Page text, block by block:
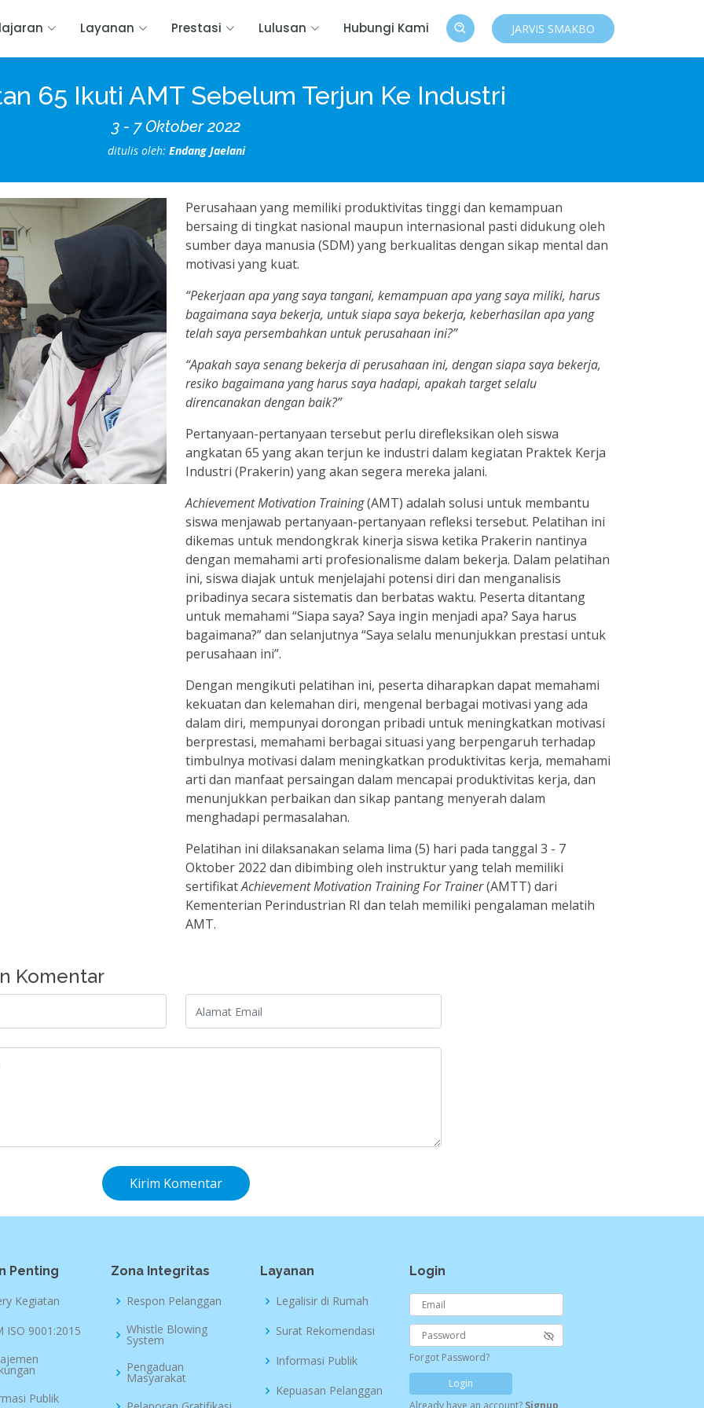
Layanan Prestasi Lulusan Hubungi Kami JARVIS SMAKBO
65 Ikuti AMT Sebelum Terjun Ke Industri
3 - 7 Oktober 2022
ditulis oleh: Endang Jaelani
Perusahaan yang memiliki produktivitas tinggi dan kemampuan
bersaing di tingkat nasional maupun internasional pasti didukung oleh
sumber daya manusia (SDM) yang berkualitas dengan sikap mental dan
motivasi yang kuat.
“Pekerjaan apa yang saya tangani, kemampuan apa yang saya miliki, harus
bagaimana saya bekerja, untuk siapa saya bekerja, keberhasilan apa yang
telah saya persembahkan untuk perusahaan ini?”
“Apakah saya senang bekerja di perusahaan ini, dengan siapa saya bekerja,
resiko bagaimana yang harus saya hadapi, apakah target selalu
direncanakan dengan baik?”
Pertanyaan-pertanyaan tersebut perlu direfleksikan oleh siswa
angkatan 65 yang akan terjun ke industri dalam kegiatan Praktek Kerja
Industri (Prakerin) yang akan segera mereka jalani.
Achievement Motivation Training(AMT) adalah solusi untuk membantu
siswa menjawab pertanyaan-pertanyaan refleksi tersebut. Pelatihan ini
dikemas untuk mendongkrak kinerja siswa ketika Prakerin nantinya
dengan memahami arti profesionalisme dalam bekerja. Dalam pelatihan
ini, siswa diajak untuk menjelajahi potensi diri dan menganalisis
pribadinya secara sistematis dan berbatas waktu. Peserta ditantang
untuk memahami “Siapa saya? Saya ingin menjadi apa? Saya harus
bagaimana?” dan selanjutnya “Saya selalu menunjukkan prestasi untuk
perusahaan ini”.
Dengan mengikuti pelatihan ini, peserta diharapkan dapat memahami
kekuatan dan kelemahan diri, mengenal berbagai motivasi yang ada
dalam diri, mempunyai dorongan pribadi untuk meningkatkan motivasi
berprestasi, memahami berbagai situasi yang berpengaruh terhadap
timbulnya motivasi dalam meningkatkan produktivitas kerja, memahami
arti dan manfaat persaingan dalam mencapai produktivitas kerja, dan
menunjukkan perbaikan dan sikap pantang menyerah dalam
menghadapi permasalahan.
Pelatihan ini dilaksanakan selama lima (5) hari pada tanggal 3 - 7
Oktober 2022 dan dibimbing oleh instruktur yang telah memiliki
sertifikatAchievement Motivation Training For Trainer(AMTT) dari
Kementerian Perindustrian RI dan telah memiliki pengalaman melatih
AMT.
Komentar
Kirim Komentar
Penting
Kegiatan
ISO 9001:2015
Publik
Zona Integritas
Respon Pelanggan
Whistle Blowing
System
Pengaduan
Masyarakat
Layanan
Legalisir di Rumah
Surat Rekomendasi
Informasi Publik
Kepuasan Pelanggan
Login
Forgot Password?
Login
Already have an account? Signup